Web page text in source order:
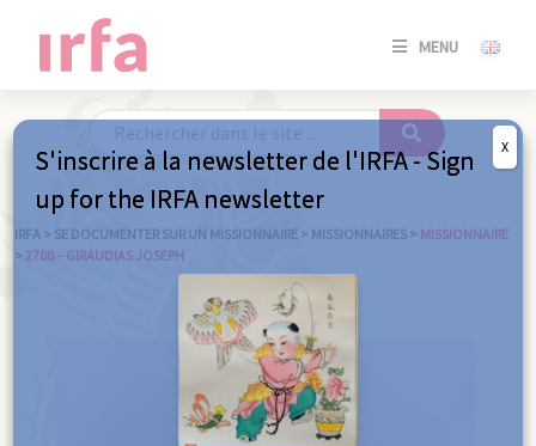
MENU
SE
/
IRFA > SE DOCUMENTER SUR UN MISSIONNAIRE > MISSIONNAIRES > MISSIONNAIRE
> 2700 – GIRAUDIAS JOSEPH
S'inscrire à la newsletter de l'IRFA - Sign
up for the IRFA newsletter
X